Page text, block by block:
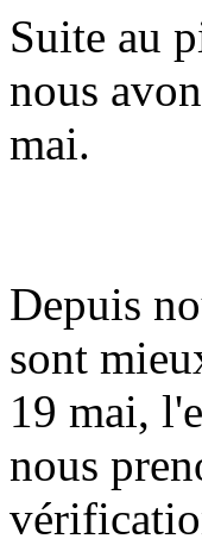
Suite au
nous
mai.
Depuis
sont
19 mai,
nous